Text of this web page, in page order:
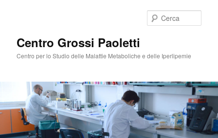
Centro Grossi Paoletti
Centro per lo Studio delle Malattie Metaboliche e delle Iperlipemie